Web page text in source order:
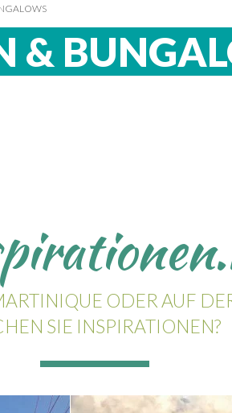
Herbergen &
Hotels(1)
&
ODER AUF
SIE INSPIRATIONEN?